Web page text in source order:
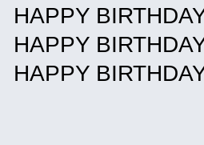
HAPPY
HAPPY
HAPPY